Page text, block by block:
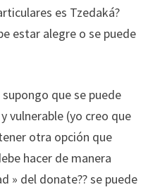
es Tzedaká?
estar alegre o se puede
que se puede
vulnerable (yo creo que
otra opción que
hacer de manera
» del donate?? se puede